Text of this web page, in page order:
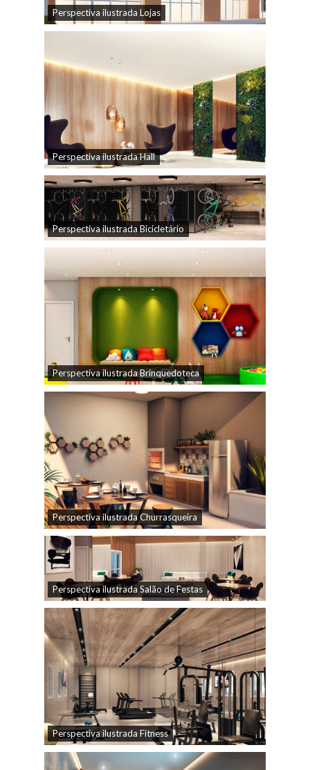
Perspectiva ilustrada Lojas
Perspectiva ilustrada Hall
Perspectiva ilustrada Bicicletário
Perspectiva ilustrada Brinquedoteca
Perspectiva ilustrada Churrasqueira
Perspectiva ilustrada Salão de Festas
Perspectiva ilustrada Fitness